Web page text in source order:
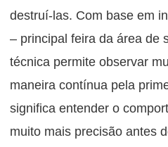
destruí-las. Com base em
– principal feira da área de
técnica permite observar
maneira contínua pela
significa entender o
muito mais precisão antes